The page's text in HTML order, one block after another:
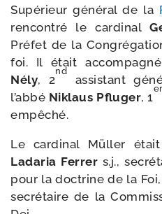
Supérieur géné­ral de la
ren­con­tré le car­di­nal
Préfet de la
foi. Il était
Nély, 2
nd
assis­tant
l’abbé Niklaus Pfluger, 1
er
empêché.
Le car­di­nal Müller
Ladaria Ferrer s.j.,
pour la doc­trine de la
secré­taire de la